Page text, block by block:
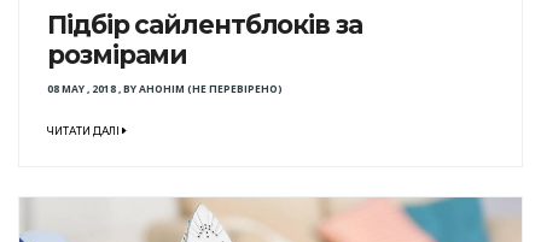
Підбір сайлентблоків за
розмірами
08 MAY , 2018,BYАНОНІМ (НЕ ПЕРЕВІРЕНО)
ЧИТАТИ ДАЛІ